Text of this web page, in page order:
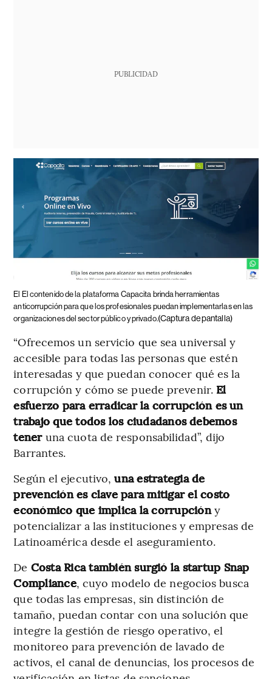
PUBLICIDAD
El El contenido de la plataforma Capacita brinda herramientas
anticorrupción para que los profesionales puedan implementarlas en las
organizaciones del sector público y privado.(Captura de pantalla)
“Ofrecemos un servicio que sea universal y
accesible para todas las personas que estén
interesadas y que puedan conocer qué es la
corrupción y cómo se puede prevenir. El
esfuerzo para erradicar la corrupción es un
trabajo que todos los ciudadanos debemos
tener una cuota de responsabilidad”, dijo
Barrantes.
Según el ejecutivo,una estrategia de
prevención es clave para mitigar el costo
económico que implica la corrupcióny
potencializar a las instituciones y empresas de
Latinoamérica desde el aseguramiento.
De Costa Rica también surgió la startup Snap
Compliance, cuyo modelo de negocios busca
que todas las empresas, sin distinción de
tamaño, puedan contar con una solución que
integre la gestión de riesgo operativo, el
monitoreo para prevención de lavado de
activos, el canal de denuncias, los procesos de